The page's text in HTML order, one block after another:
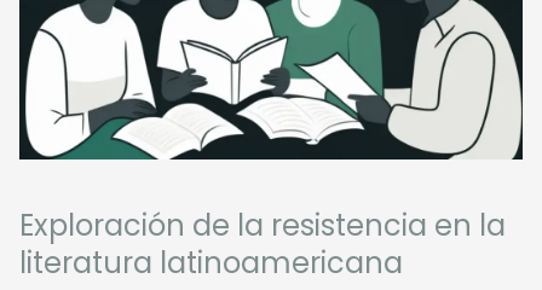
Exploración de la resistencia en la
literatura latinoamericana